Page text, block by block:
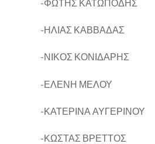
-ΦΩΤΗΣ ΚΑΤΩΠΟΔΗΣ
-ΗΛΙΑΣ ΚΑΒΒΑΔΑΣ
-ΝΙΚΟΣ ΚΟΝΙΔΑΡΗΣ
-ΕΛΕΝΗ ΜΕΛΟΥ
-ΚΑΤΕΡΙΝΑ ΑΥΓΕΡΙΝΟΥ
-ΚΩΣΤΑΣ ΒΡΕΤΤΟΣ